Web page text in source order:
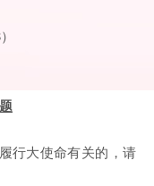
行大使命有关的，请